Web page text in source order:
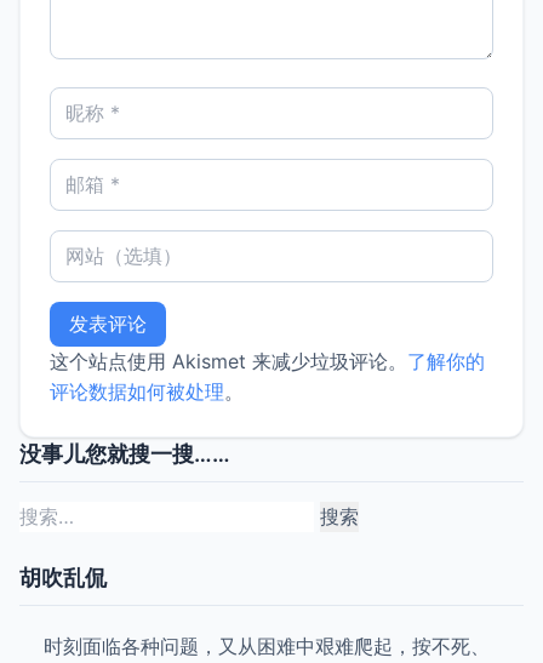
这个站点使用 Akismet 来减少垃圾评论。 了解你的
评论数据如何被处理。
没事儿您就搜一搜……
搜
胡吹乱侃
时刻面临各种问题，又从困难中艰难爬起，按不死、